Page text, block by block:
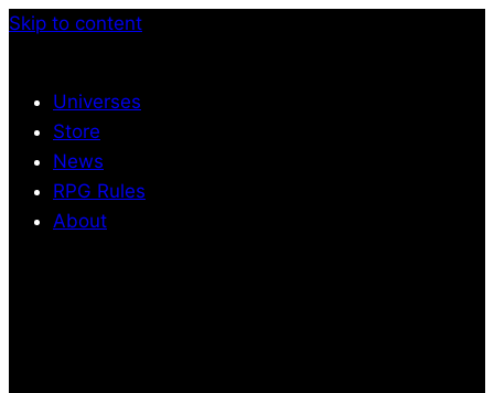
Skip to content
Universes
Store
News
RPG Rules
About